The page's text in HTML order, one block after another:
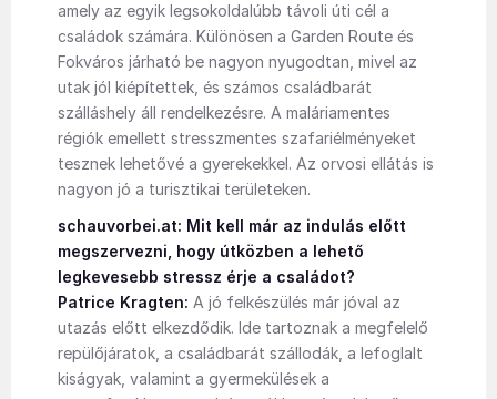
amely az egyik legsokoldalúbb távoli úti cél a
családok számára. Különösen a Garden Route és
Fokváros járható be nagyon nyugodtan, mivel az
utak jól kiépítettek, és számos családbarát
szálláshely áll rendelkezésre. A maláriamentes
régiók emellett stresszmentes szafariélményeket
tesznek lehetővé a gyerekekkel. Az orvosi ellátás is
nagyon jó a turisztikai területeken.
schauvorbei.at: Mit kell már az indulás előtt
megszervezni, hogy útközben a lehető
legkevesebb stressz érje a családot?
Patrice Kragten: A jó felkészülés már jóval az
utazás előtt elkezdődik. Ide tartoznak a megfelelő
repülőjáratok, a családbarát szállodák, a lefoglalt
kiságyak, valamint a gyermekülések a